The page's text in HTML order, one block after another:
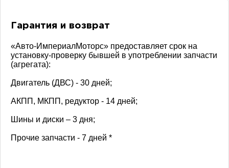
Гарантия и возврат
«Авто-ИмпериалМоторс» предоставляет срок на
установку-проверку бывшей в употреблении запчасти
(агрегата):
Двигатель (ДВС) - 30 дней;
АКПП, МКПП, редуктор - 14 дней;
Шины и диски – 3 дня;
Прочие запчасти - 7 дней *